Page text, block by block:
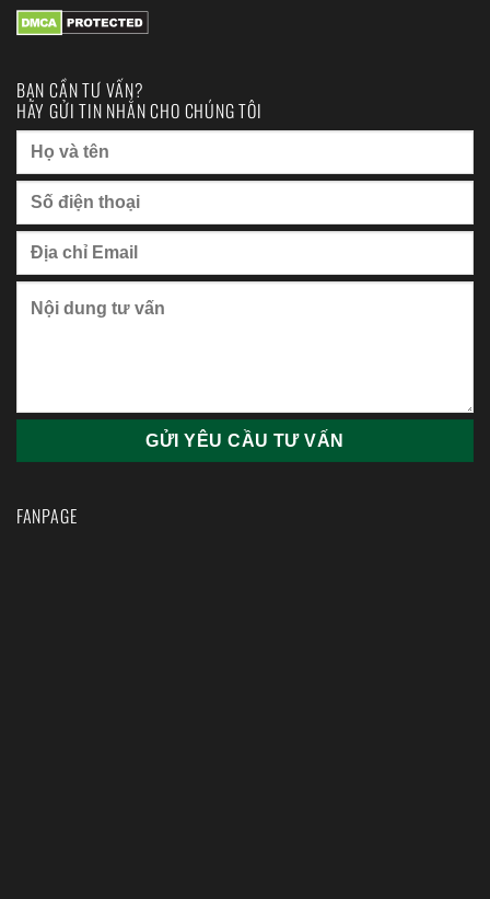
BẠN CẦN TƯ VẤN?
HÃY GỬI TIN NHẮN CHO CHÚNG TÔI
FANPAGE